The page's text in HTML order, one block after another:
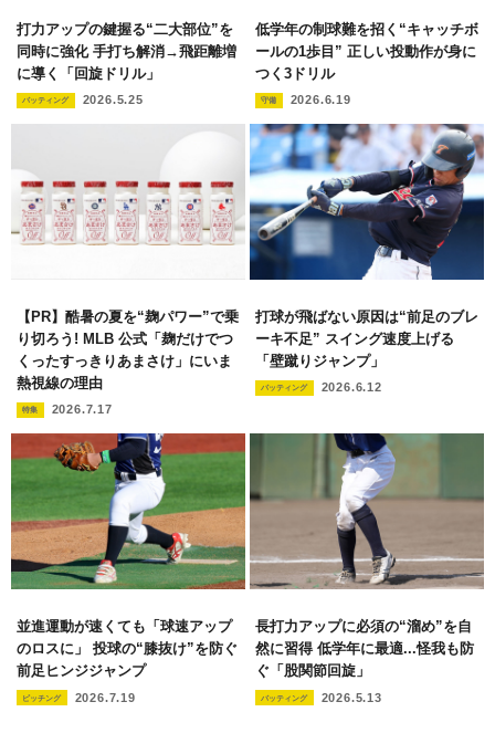
打力アップの鍵握る“二大部位”を
同時に強化 手打ち解消→飛距離増
に導く「回旋ドリル」
バッティング 2026.5.25
低学年の制球難を招く“キャッチボ
ールの1歩目” 正しい投動作が身に
つく3ドリル
守備 2026.6.19
【PR】酷暑の夏を“麹パワー”で乗
り切ろう! MLB 公式「麹だけでつ
くったすっきりあまさけ」にいま
熱視線の理由
特集 2026.7.17
打球が飛ばない原因は“前足のブレ
ーキ不足” スイング速度上げる
「壁蹴りジャンプ」
バッティング 2026.6.12
並進運動が速くても「球速アップ
のロスに」 投球の“膝抜け”を防ぐ
前足ヒンジジャンプ
ピッチング 2026.7.19
長打力アップに必須の“溜め”を自
然に習得 低学年に最適...怪我も防
ぐ「股関節回旋」
バッティング 2026.5.13